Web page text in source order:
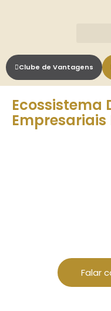
Clube de Vantagens
Ecossistema
Empresariais
Falar